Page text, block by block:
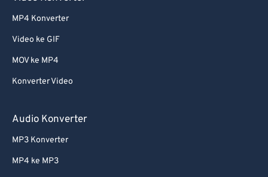
MP4 Konverter
Video ke GIF
MOV ke MP4
Konverter Video
Audio Konverter
MP3 Konverter
MP4 ke MP3